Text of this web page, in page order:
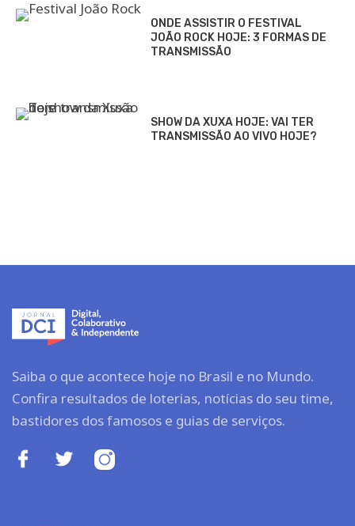
ONDE ASSISTIR O FESTIVAL
JOÃO ROCK HOJE: 3 FORMAS DE
TRANSMISSÃO
SHOW DA XUXA HOJE: VAI TER
TRANSMISSÃO AO VIVO HOJE?
Saiba o que acontece hoje no Brasil e no Mundo.
Confira resultados de loterias, notícias do seu time,
bastidores dos famosos e guias de serviços.